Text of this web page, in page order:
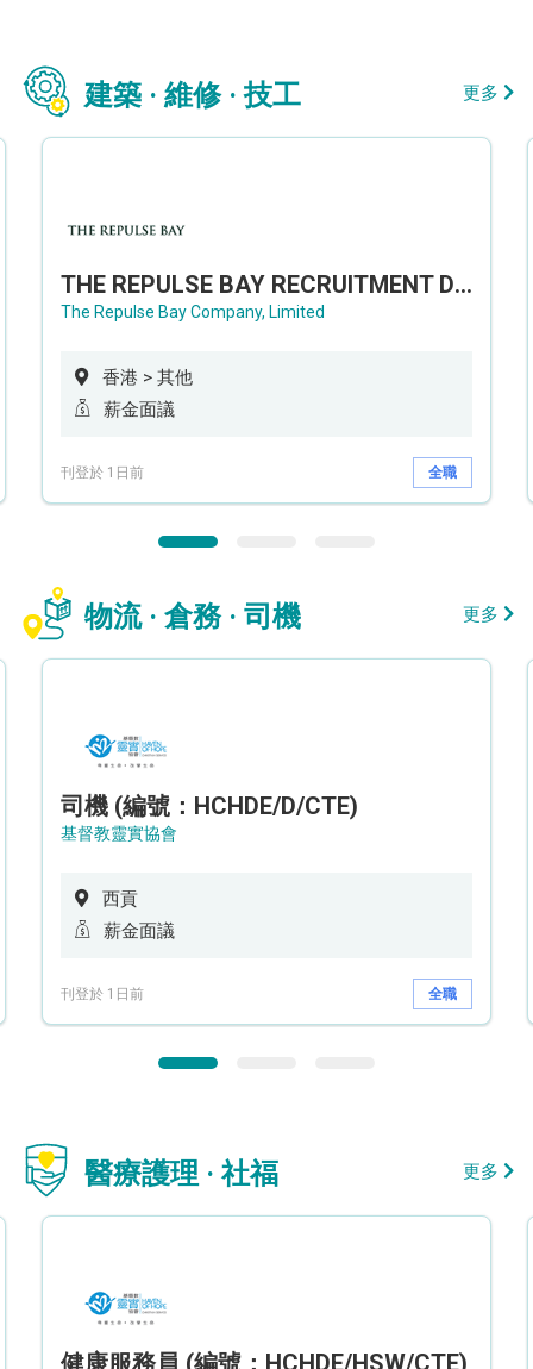
建築 · 維修 · 技工 更多
THE REPULSE BAY RECRUITMENT DAY 淺水灣影灣園人才招聘會
The Repulse Bay Company, Limited
香港 > 其他
薪金面議
刊登於 1日前 全職
物流 · 倉務 · 司機 更多
司機 (編號：HCHDE/D/CTE)
基督教靈實協會
西貢
薪金面議
刊登於 1日前 全職
醫療護理 · 社福 更多
健康服務員 (編號：HCHDE/HSW/CTE)